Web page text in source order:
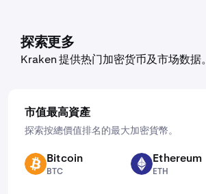
探索更多
Kraken 提供热门加密货币及市场数据。
市值最高資產
探索按總價值排名的最大加密貨幣。
BTC Bitcoin
BTC
ETH Ethereum
ETH